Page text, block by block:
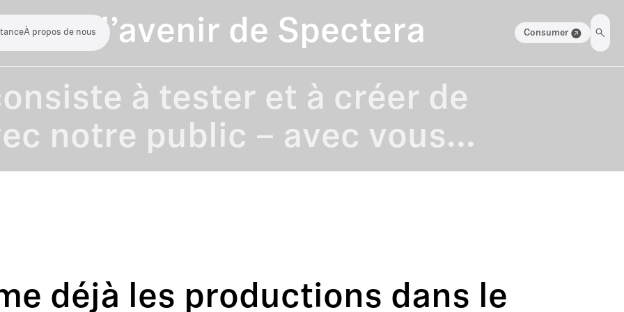
À propos de nous Consumer
l’avenir de Spectera
à tester et à créer de
notre public – avec vous...
déjà les productions dans le